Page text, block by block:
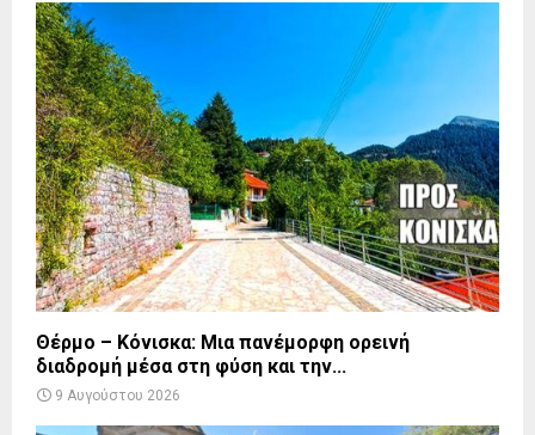
Θέρμο – Κόνισκα: Μια πανέμορφη ορεινή
διαδρομή μέσα στη φύση και την...
9 Αυγούστου 2026